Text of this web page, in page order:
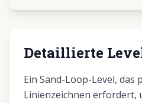
Detaillierte
Ein Sand-Loop-Level, das
Linienzeichnen erfordert,